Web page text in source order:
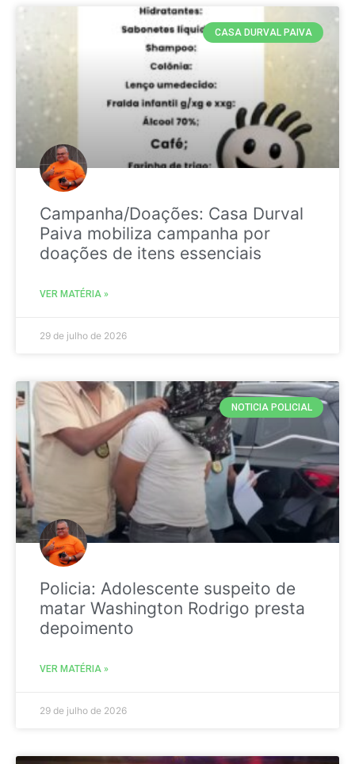
CASA DURVAL PAIVA
Campanha/Doações: Casa Durval
Paiva mobiliza campanha por
doações de itens essenciais
VER MATÉRIA »
29 de julho de 2026
NOTICIA POLICIAL
Policia: Adolescente suspeito de
matar Washington Rodrigo presta
depoimento
VER MATÉRIA »
29 de julho de 2026